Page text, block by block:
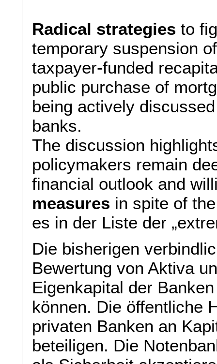
Radical strategies to
temporary suspension
taxpayer-funded
public purchase of
being actively
banks.
The discussion
policymakers remain
financial outlook and
measures in spite of
es in der Liste der
Die bisherigen
Bewertung von Aktiva
Eigenkapital der
können. Die öffentliche
privaten Banken an
beteiligen. Die